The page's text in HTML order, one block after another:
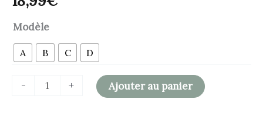
Modèle
A B C D
- + Ajouter au panier